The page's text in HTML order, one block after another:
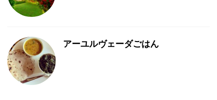
アーユルヴェーダごはん